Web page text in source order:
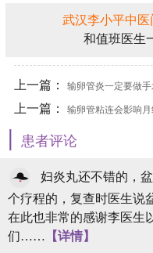
武汉李小平中
和值班医生
上一篇： 输卵管炎一定要做
上一篇： 输卵管粘连会影响月
| 患者评论
妇炎丸还不错的，
个疗程的，复查时医生说
在此也非常的感谢李医生
们…… 【详情】